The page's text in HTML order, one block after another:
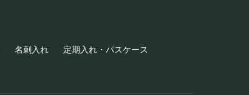
名刺入れ 定期入れ・パスケース